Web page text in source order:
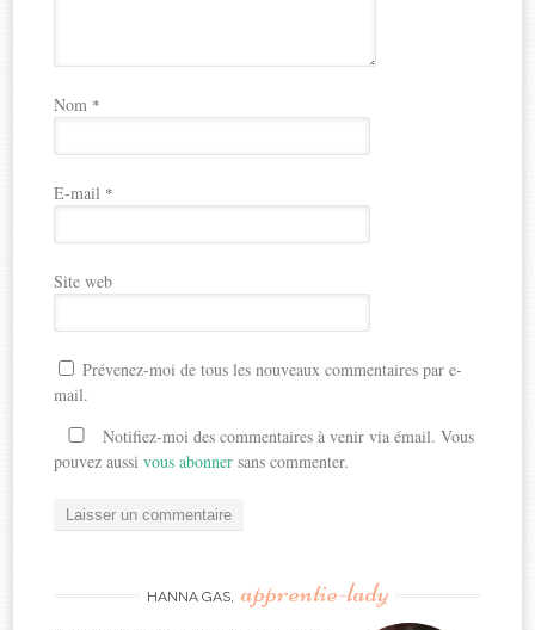
Nom *
E-mail *
Site web
Prévenez-moi de tous les nouveaux commentaires par e-
mail.
Notifiez-moi des commentaires à venir via émail. Vous
pouvez aussivous abonner sans commenter.
HANNA GAS, apprentie-lady